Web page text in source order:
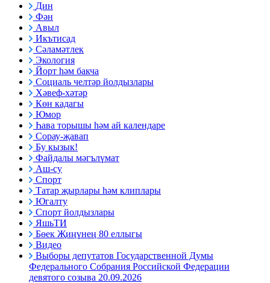
Дин
Фән
Авыл
Икътисад
Сәламәтлек
Экология
Йорт һәм бакча
Социаль челтәр йолдызлары
Хәвеф-хәтәр
Көн кадагы
Юмор
Һава торышы һәм ай календаре
Сорау-җавап
Бу кызык!
Файдалы мәгълүмат
Аш-су
Спорт
Татар җырлары һәм клиплары
Югалту
Спорт йолдызлары
ЯшьТИ
Бөек Җиңүнең 80 еллыгы
Видео
Выборы депутатов Государственной Думы
Федерального Собрания Российской Федерации
девятого созыва 20.09.2026